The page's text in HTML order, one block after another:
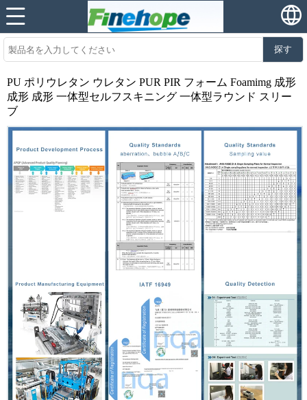
探す
PU ポリウレタン ウレタン PUR PIR フォーム Foamimg 成形
成形 成形 一体型セルフスキニング 一体型ラウンド スリー
ブ